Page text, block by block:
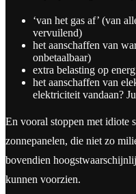
‘van het gas af’ (van
vervuilend)
het aanschaffen van
onbetaalbaar)
extra belasting op
het aanschaffen van
elektriciteit vandaan?
En vooral stoppen met idiote
zonnepanelen, die niet zo
bovendien
kunnen voorzien.